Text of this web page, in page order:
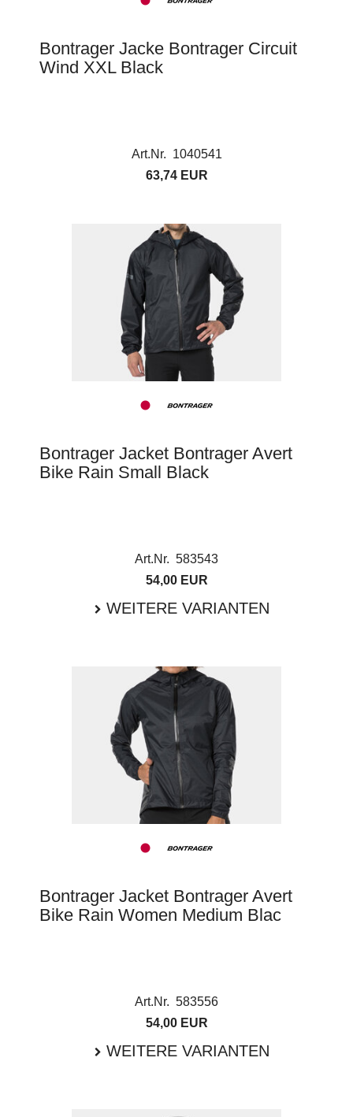
Bontrager Jacke Bontrager Circuit
Wind XXL Black
Art.Nr. 1040541
63,74 EUR
Bontrager Jacket Bontrager Avert
Bike Rain Small Black
Art.Nr. 583543
54,00 EUR
WEITERE VARIANTEN
Bontrager Jacket Bontrager Avert
Bike Rain Women Medium Blac
Art.Nr. 583556
54,00 EUR
WEITERE VARIANTEN